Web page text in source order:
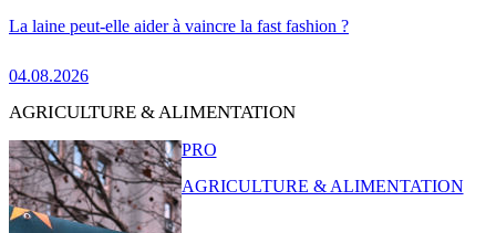
La laine peut-elle aider à vaincre la fast fashion ?
04.08.2026
AGRICULTURE & ALIMENTATION
PRO
AGRICULTURE & ALIMENTATION